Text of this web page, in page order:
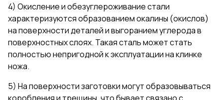
4) Окисление и обезуглероживание стали
характеризуются образованием окалины (окислов)
на поверхности деталей и выгоранием углерода в
поверхностных слоях. Такая сталь может стать
полностью непригодной к эксплуатации на клинке
ножа.
5) На поверхности заготовки могут образовываться